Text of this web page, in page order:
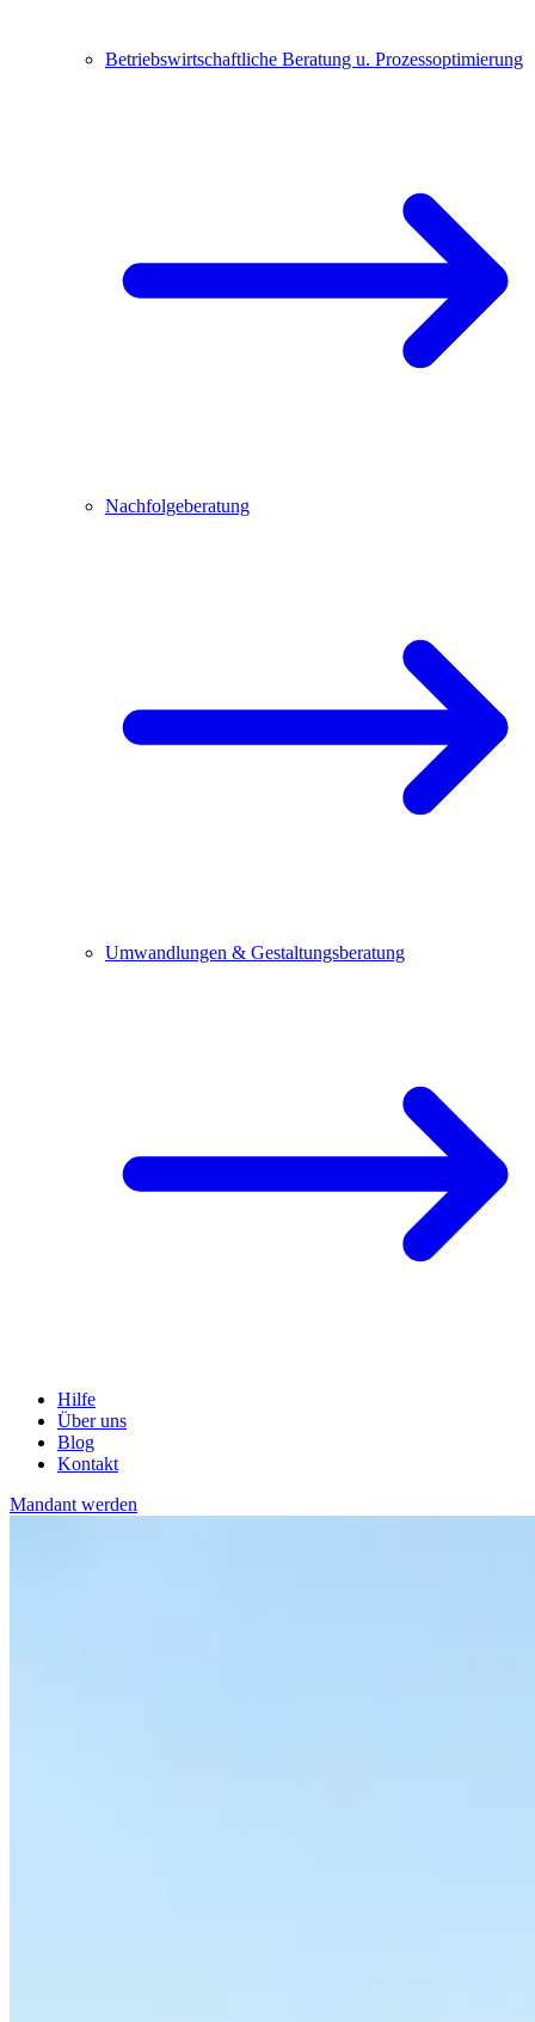
Betriebswirtschaftliche Beratung u. Prozessoptimierung
Nachfolgeberatung
Umwandlungen & Gestaltungsberatung
Hilfe
Über uns
Blog
Kontakt
Mandant werden